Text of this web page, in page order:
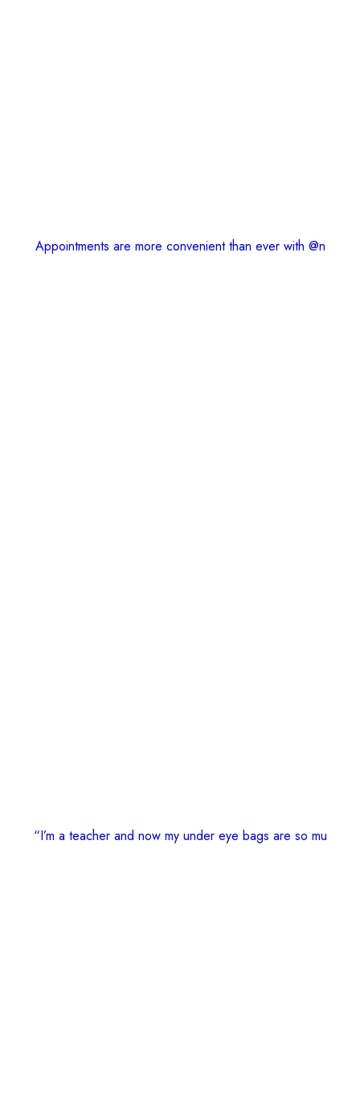
Appointments are more convenient than ever with @n
“I’m a teacher and now my under eye bags are so mu